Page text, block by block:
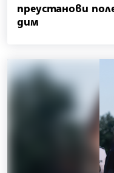
преустанови
дим